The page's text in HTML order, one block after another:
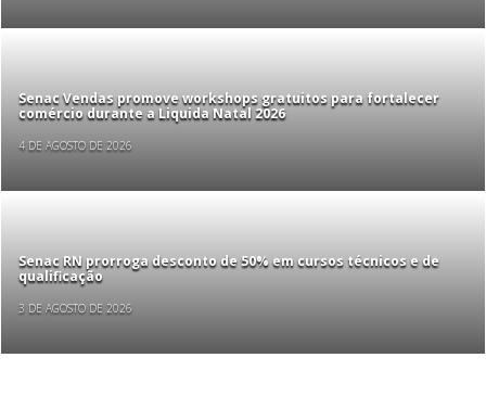
Senac Vendas promove workshops gratuitos para fortalecer
comércio durante a Liquida Natal 2026
4 DE AGOSTO DE 2026
Senac RN prorroga desconto de 50% em cursos técnicos e de
qualificação
3 DE AGOSTO DE 2026